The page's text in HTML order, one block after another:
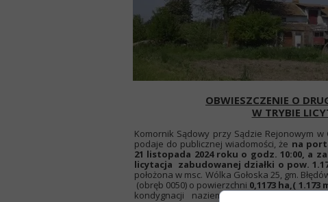
OBWIESZCZENIE O
W TRYBIE
Komornik Sądowy przy Sądzie Rejonowym
podaje do publicznej wiadomości, że na
21 listopada 2024 roku o godz. 10:00, a
licytacja zabudowanej działki o pow.
położona w msc. Wólka Gołoska 25, gm.
(obręb 0050) o powierzchni 0,1173 ha,( 1.173
kondygnacji naziemnej, budynkiem